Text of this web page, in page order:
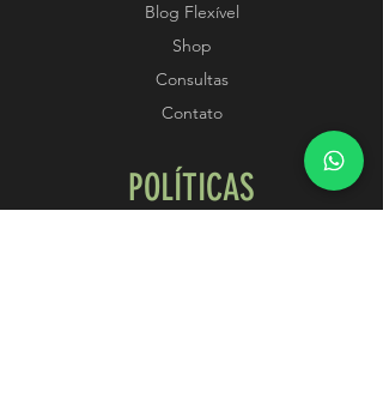
Blog Flexível
Shop
Consultas
Contato
POLÍTICAS